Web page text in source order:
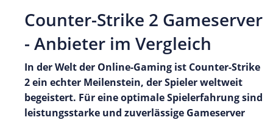
Counter-Strike 2 Gameserver
- Anbieter im Vergleich
In der Welt der Online-Gaming ist Counter-Strike
2 ein echter Meilenstein, der Spieler weltweit
begeistert. Für eine optimale Spielerfahrung sind
leistungsstarke und zuverlässige Gameserver